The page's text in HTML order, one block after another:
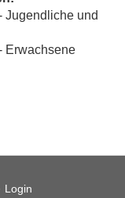
Jugendliche und
Erwachsene
Login